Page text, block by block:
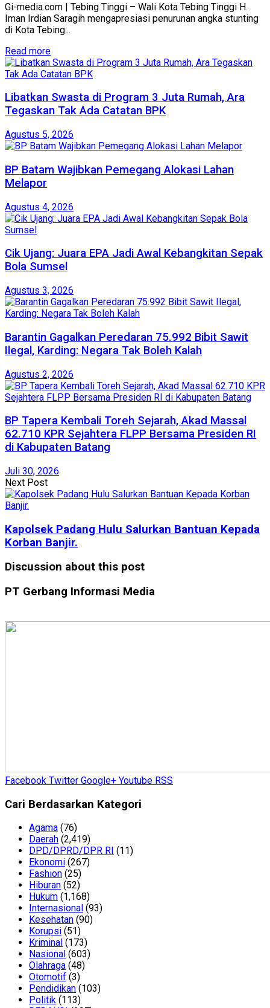
Gi-media.com | Tebing Tinggi – Wali Kota Tebing Tinggi H.
Iman Irdian Saragih mengapresiasi penurunan angka stunting
di Kota Tebing...
Read more
Libatkan Swasta di Program 3 Juta Rumah, Ara
Tegaskan Tak Ada Catatan BPK
Agustus 5, 2026
BP Batam Wajibkan Pemegang Alokasi Lahan
Melapor
Agustus 4, 2026
Cik Ujang: Juara EPA Jadi Awal Kebangkitan Sepak
Bola Sumsel
Agustus 3, 2026
Barantin Gagalkan Peredaran 75.992 Bibit Sawit
Ilegal, Karding: Negara Tak Boleh Kalah
Agustus 2, 2026
BP Tapera Kembali Toreh Sejarah, Akad Massal
62.710 KPR Sejahtera FLPP Bersama Presiden RI
di Kabupaten Batang
Juli 30, 2026
Next Post
Kapolsek Padang Hulu Salurkan Bantuan Kepada
Korban Banjir.
Discussion about this post
PT Gerbang Informasi Media
Facebook Twitter Google+ Youtube RSS
Cari Berdasarkan Kategori
Agama (76)
Daerah (2,419)
DPD/DPRD/DPR RI (11)
Ekonomi (267)
Fashion (25)
Hiburan (52)
Hukum (1,168)
Internasional (93)
Kesehatan (90)
Korupsi (51)
Kriminal (173)
Nasional (603)
Olahraga (48)
Otomotif (3)
Pendidikan (103)
Politik (113)